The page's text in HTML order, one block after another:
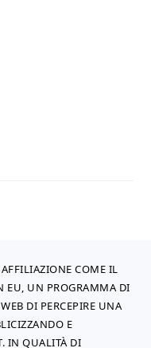
COME IL
EU, UN PROGRAMMA DI
DI PERCEPIRE UNA
E
IN QUALITÀ DI